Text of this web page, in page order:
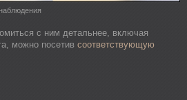
с ним детальнее, включая
можно посетив соответствующую